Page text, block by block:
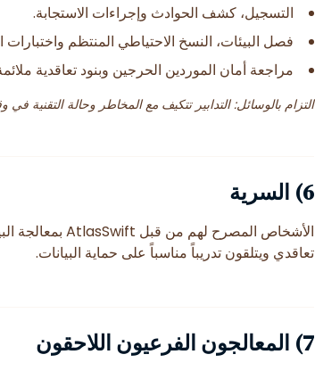
التسجيل، كشف الحوادث وإجراءات الاستجابة.
فصل البيئات، النسخ الاحتياطي المنتظم واختبارات
مراجعة أمان الموردين الحرجين وبنود تعاقدية
التزام بالوسائل: التدابير تتكيف مع المخاطر وحالة التقنية في
6) السرية
الأشخاص المصرح لهم من قبل AtlasSwift بمعالجة البيانات يخضعون لـ
تعاقدي ويتلقون تدريباً مناسباً على حماية البيانات.
7) المعالجون الفرعيون اللاحقون